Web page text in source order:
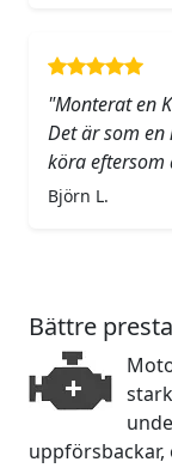
"Monterat en
Det är som
köra eftersom
Björn L.
Bättre